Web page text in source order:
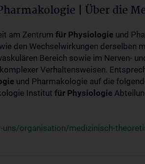
| Über die
am Zentrum für Physiologie und
den Wechselwirkungen
Bereich sowie im Nerven-
Verhaltensweisen.
und Pharmakologie auf die
Institut für Physiologie
organisation/medizinisch-